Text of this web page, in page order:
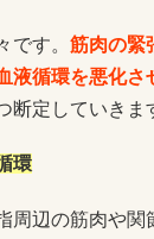
です。 筋肉の緊
液循環を悪化さ
断定していきま
環
周辺の筋肉や関